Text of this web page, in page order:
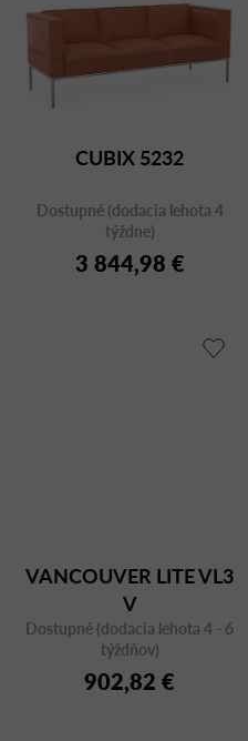
CUBIX 5232
Dostupné (dodacia lehota 4
týždne)
3 844,98 €
VANCOUVER LITE VL3
V
Dostupné (dodacia lehota 4 - 6
týždňov)
902,82 €